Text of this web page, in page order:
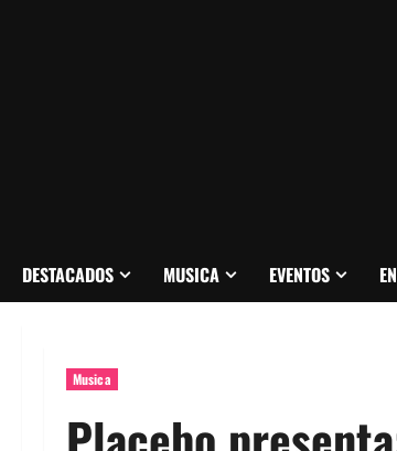
DESTACADOS MUSICA EVENTOS
Musica